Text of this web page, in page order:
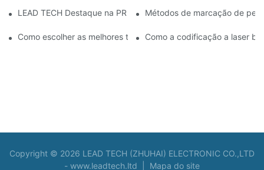
LEAD TECH Destaque na PR Newswire: Apresentação de
Métodos de marcação de
Como escolher as melhores tecnologias para codificação e
Como a codificação a laser
Copyright © 2026 LEAD TECH (ZHUHAI) ELECTRONIC CO.,LTD
- www.leadtech.ltd Mapa do site